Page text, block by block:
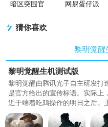
暗区突围官
网易蛋仔派
猜你喜欢
黎明觉醒
黎明觉醒生机测试版
黎明觉醒由腾讯光子自主研发打
是官方给出的宣传标语。实际上
近于端着吃鸡操作的明日之后。
因为UI的设计问题，文字展示较
玩家的视觉感受，带来视觉疲劳